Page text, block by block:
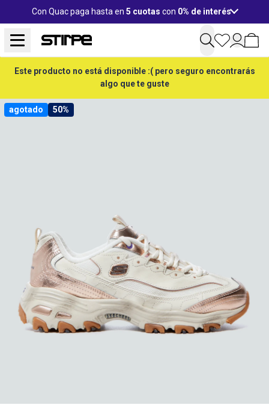
Con Quac paga hasta en 5 cuotas con 0% de interés
Este producto no está disponible :( pero seguro encontrarás
algo que te guste
agotado 50%